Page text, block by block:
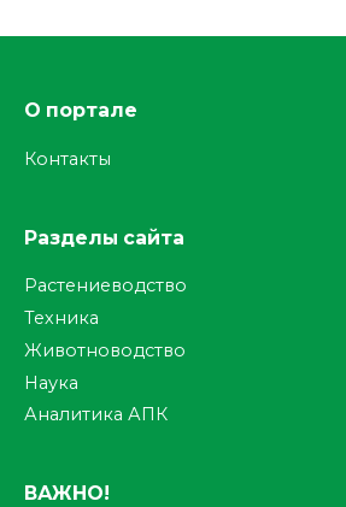
О портале
Контакты
Разделы сайта
Растениеводство
Техника
Животноводство
Наука
Аналитика АПК
ВАЖНО!